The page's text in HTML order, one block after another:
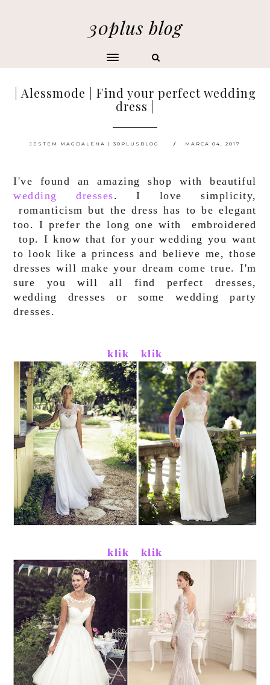
30plus blog
| Alessmode | Find your perfect wedding
dress |
JESTEM MAGDALENA | 30PLUSBLOG MARCA 04, 2017
I've found an amazing shop with beautiful
wedding dresses. I love simplicity,
romanticism but the dress has to be elegant
too. I prefer the long one with embroidered
top. I know that for your wedding you want
to look like a princess and believe me, those
dresses will make your dream come true. I'm
sure you will all find perfect dresses,
wedding dresses or some wedding party
dresses.
klik klik
klik klik